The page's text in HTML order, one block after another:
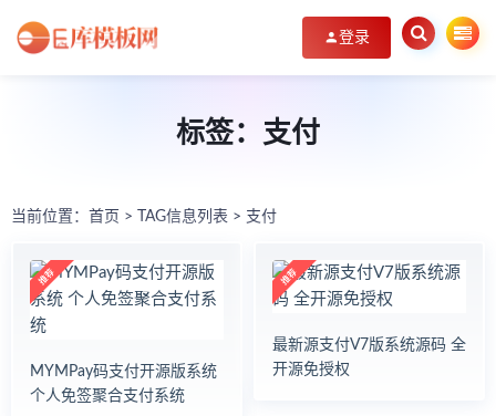
登录
标签：支付
当前位置： 首页 > TAG信息列表 > 支付
MYMPay码支付开源版系统
个人免签聚合支付系统
最新源支付V7版系统源码 全
开源免授权